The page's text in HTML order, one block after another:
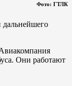
Фото: ГТЛК
дальнейшего
Они работают